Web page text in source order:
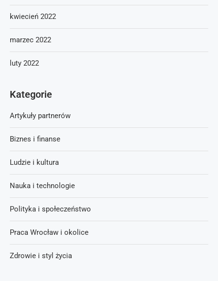
kwiecień 2022
marzec 2022
luty 2022
Kategorie
Artykuły partnerów
Biznes i finanse
Ludzie i kultura
Nauka i technologie
Polityka i społeczeństwo
Praca Wrocław i okolice
Zdrowie i styl życia